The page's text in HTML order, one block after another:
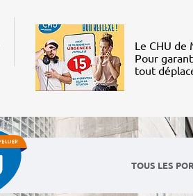
Le CHU de
Pour
tout
TOUS LES